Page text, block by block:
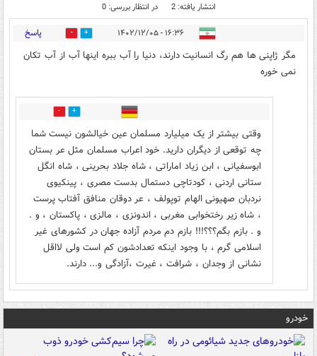
انتشار یافته: 2 در انتظار بررسی: 0
۱۶:۳۶ - ۱۴۰۲/۱۲/۰۵ 1 پاسخ
مگر ژاپنی ها هم رگ انسانیت دارند، دنیا را آب ببره اینها آب از آب تکان
نمی خوره
0
وقتی بیشتر از یک میلیارد مسلمان عین خیالشون نیست شما
چه توقعی از دیگران دارید. خود اعراب مسلمان مثل عر بستان
ابوسفیانی ، ابن زیاد اماراتی ، شاه جلاد بحرینی ، شاه انگل
ستانی اردنی ، کودتاچی دستمال بدست مصری ، پینکیوی
نردبان صهیونی الهام توپولف ، عر دوقان منافق آفتاب پرست
، شاه زیر رختخوابی مغربی ، اندونزی ، مالزی ، پاکستان ، و .
و . بازم بگم؟؟؟!!! بازم دم مردم آزاده جهان در کشورهای غیر
اسلامی گرم ، با وجود اینکه تعدادشون کم است ولی لااقل
نشانی از وجدان ، شرافت ، غیرت ،آزادگی و... دارند.
خودرو